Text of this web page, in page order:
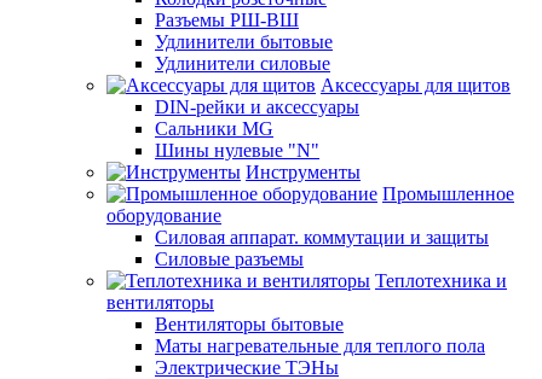
Разъемы РШ-ВШ
Удлинители бытовые
Удлинители силовые
Аксессуары для щитов
DIN-рейки и аксессуары
Сальники MG
Шины нулевые "N"
Инструменты
Промышленное
оборудование
Силовая аппарат. коммутации и защиты
Силовые разъемы
Теплотехника и
вентиляторы
Вентиляторы бытовые
Маты нагревательные для теплого пола
Электрические ТЭНы